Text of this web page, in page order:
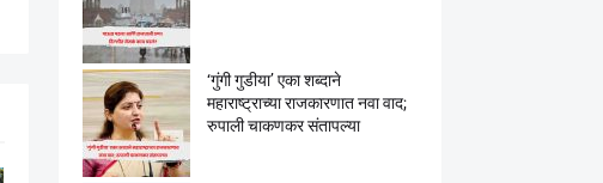
‘गुंगी गुडीया’ एका शब्दाने
महाराष्ट्राच्या राजकारणात नवा वाद;
रुपाली चाकणकर संतापल्या